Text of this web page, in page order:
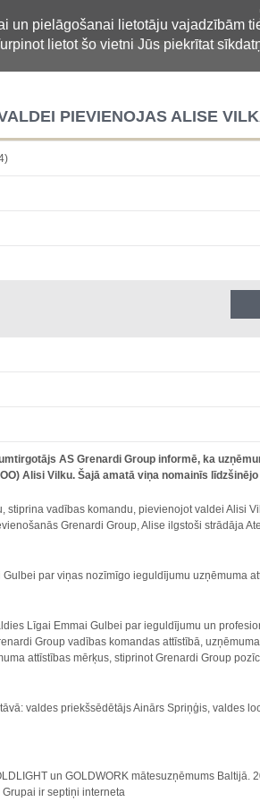
un pielāgošanai lietotāju vajadzībām
lietot šo vietni Jūs piekrītat
PIEVIENOJAS ALISE
AS Grenardi Group informē, ka
Alisi Vilku. Šajā amatā viņa nomainīs
stiprina vadības komandu, pievienojot valdei Alisi
Grenardi Group, Alise ilgstoši strādāja
par viņas nozīmīgo ieguldījumu uzņēmuma
Līgai Emmai Gulbei par ieguldījumu un
Group vadības komandas attīstībā,
attīstības mērķus, stiprinot Grenardi Group
valdes priekšsēdētājs Ainārs Spriņģis, valdes
un GOLDWORK mātesuzņēmums
ir septiņi interneta